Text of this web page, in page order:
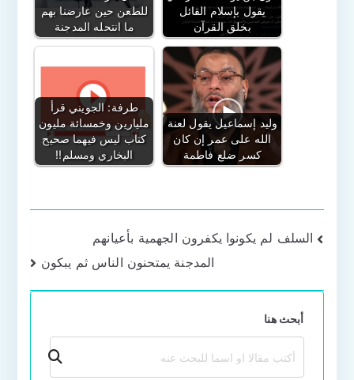
للطعن حين عارضنا بهم
ما انتحله المدجنة
يقول بإسلام القائل
بخلق القرآن
طرفة: الجويني قرأ
مليارين وخمسائة مليون
كتاب ليس فيهما صحيح
البخاري ومسلم!!
وليد إسماعيل يقول لعنة
الله على عمر إن كان
كسر ضلع فاطمة
تصفّح
السلف لم يكونوا يكفرون الجهمية بأعيانهم
المدجنة يمتحنون الناس ثم يبكون
أبحث هنا
بحث